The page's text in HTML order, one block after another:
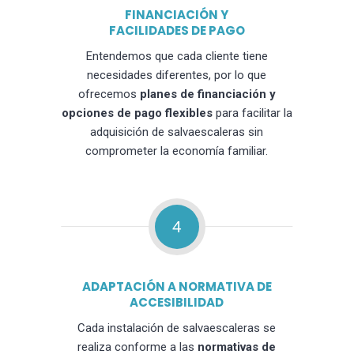
FINANCIACIÓN Y
FACILIDADES DE PAGO
Entendemos que cada cliente tiene
necesidades diferentes, por lo que
ofrecemos planes de financiación y
opciones de pago flexiblespara facilitar la
adquisición de salvaescaleras sin
comprometer la economía familiar.
4
ADAPTACIÓN A NORMATIVA DE
ACCESIBILIDAD
Cada instalación de salvaescaleras se
realiza conforme a las normativas de